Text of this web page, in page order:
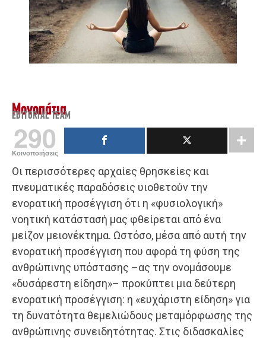
Μονοπάτια
EDITORIAL TEAM
290
Κοινοποιήσεις
Οι περισσότερες αρχαίες θρησκείες και
πνευματικές παραδόσεις υιοθετούν την
ενορατική προσέγγιση ότι η «φυσιολογική»
νοητική κατάστασή μας φθείρεται από ένα
μείζον μειονέκτημα. Ωστόσο, μέσα από αυτή την
ενορατική προσέγγιση που αφορά τη φύση της
ανθρώπινης υπόστασης –ας την ονομάσουμε
«δυσάρεστη είδηση»– προκύπτει μια δεύτερη
ενορατική προσέγγιση: η «ευχάριστη είδηση» για
τη δυνατότητα θεμελιώδους μεταμόρφωσης της
ανθρώπινης συνειδητότητας. Στις διδασκαλίες